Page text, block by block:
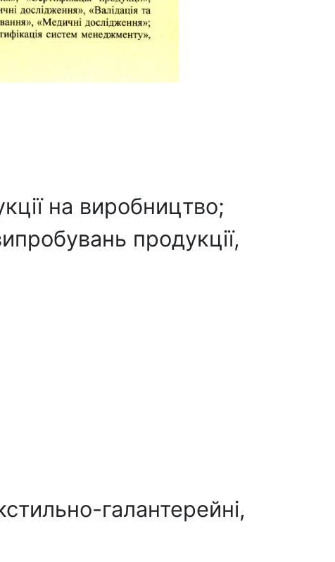
на виробництво;
продукції,
галантерейні,